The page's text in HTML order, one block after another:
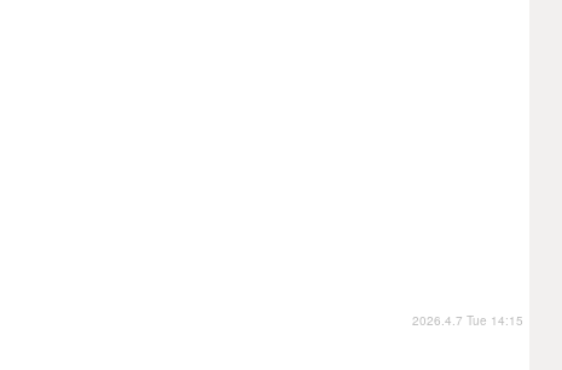
2026.4.7 Tue 14:15